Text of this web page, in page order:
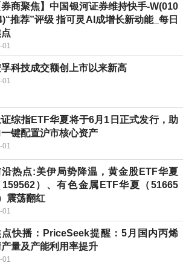
券商聚焦】中国银河证券维持快手-W(010
推荐”评级 指可灵AI成增长新动能_每日
01
科技成交额创上市以来新高
01
证综指ETF华夏将于6月1日正式发行，助
一键配置沪市核心资产
01
沿热点:美伊局势降温，黄金股ETF华夏
159562）、有色金属ETF华夏（51665
震荡翻红
01
点快播：PriceSeek提醒：5月国内丙烯
产量及产能利用率提升
01